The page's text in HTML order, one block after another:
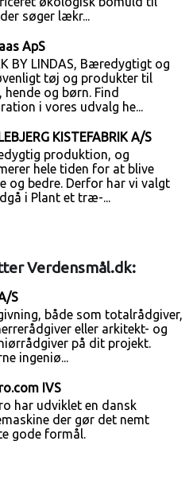
søger lækr...
ApS
BY LINDAS, Bæredygtigt og
tøj og produkter til
hende og børn. Find
i vores udvalg he...
KISTEFABRIK A/S
produktion, og
hele tiden for at blive
og bedre. Derfor har vi valgt
i Plant et træ-...
Verdensmål.dk:
S
både som totalrådgiver,
eller arkitekt- og
på dit projekt.
ingeniø...
IVS
har udviklet en dansk
der gør det nemt
gode formål.